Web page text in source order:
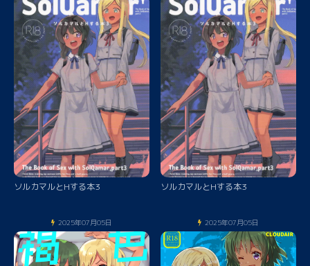
ソルカマルとHする本3 ソルカマルとHする本3
2025年07月05日 2025年07月05日